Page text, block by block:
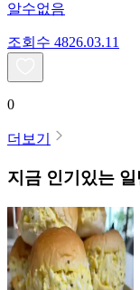
알수없음
조회수 4826.03.11
0
더보기
지금 인기있는 일